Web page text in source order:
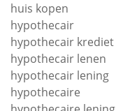
huis kopen
hypothecair
hypothecair krediet
hypothecair lenen
hypothecair lening
hypothecaire